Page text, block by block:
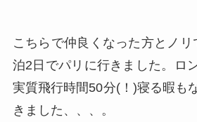
こちらで仲良くなった方とノ
泊2日でパリに行きました。ロ
実質飛行時間50分(！)寝る暇も
きました、、、。